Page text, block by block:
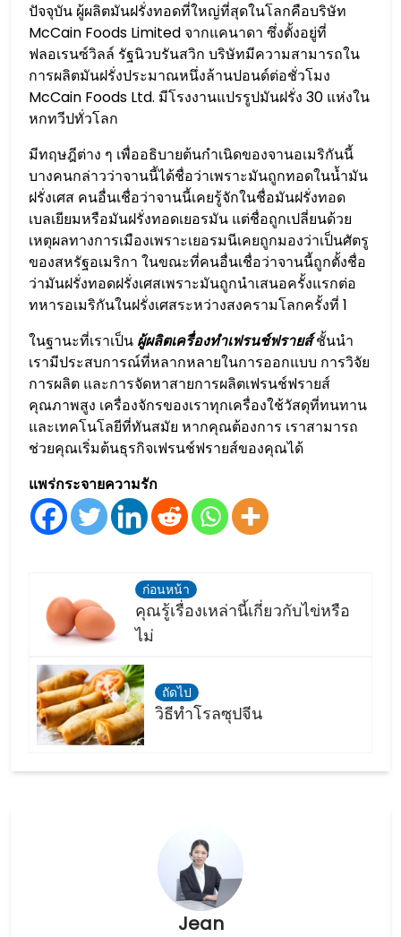
Jean
ปัจจุบัน ผู้ผลิตมันฝรั่งทอดที่ใหญ่ที่สุดในโลกคือบริษัท
McCain Foods Limited จากแคนาดา ซึ่งตั้งอยู่ที่
ฟลอเรนซ์วิลล์ รัฐนิวบรันสวิก บริษัทมีความสามารถใน
การผลิตมันฝรั่งประมาณหนึ่งล้านปอนด์ต่อชั่วโมง
McCain Foods Ltd. มีโรงงานแปรรูปมันฝรั่ง 30 แห่งใน
หกทวีปทั่วโลก
มีทฤษฎีต่าง ๆ เพื่ออธิบายต้นกำเนิดของจานอเมริกันนี้
บางคนกล่าวว่าจานนี้ได้ชื่อว่าเพราะมันถูกทอดในน้ำมัน
ฝรั่งเศส คนอื่นเชื่อว่าจานนี้เคยรู้จักในชื่อมันฝรั่งทอด
เบลเยียมหรือมันฝรั่งทอดเยอรมัน แต่ชื่อถูกเปลี่ยนด้วย
เหตุผลทางการเมืองเพราะเยอรมนีเคยถูกมองว่าเป็นศัตรู
ของสหรัฐอเมริกา ในขณะที่คนอื่นเชื่อว่าจานนี้ถูกตั้งชื่อ
ว่ามันฝรั่งทอดฝรั่งเศสเพราะมันถูกนำเสนอครั้งแรกต่อ
ทหารอเมริกันในฝรั่งเศสระหว่างสงครามโลกครั้งที่ 1
ในฐานะที่เราเป็น ผู้ผลิตเครื่องทำเฟรนช์ฟรายส์ชั้นนำ
เรามีประสบการณ์ที่หลากหลายในการออกแบบ การวิจัย
การผลิต และการจัดหาสายการผลิตเฟรนช์ฟรายส์
คุณภาพสูง เครื่องจักรของเราทุกเครื่องใช้วัสดุที่ทนทาน
และเทคโนโลยีที่ทันสมัย หากคุณต้องการ เราสามารถ
ช่วยคุณเริ่มต้นธุรกิจเฟรนช์ฟรายส์ของคุณได้
แพร่กระจายความรัก
ก่อนหน้า
คุณรู้เรื่องเหล่านี้เกี่ยวกับไข่หรือ
ไม่
ถัดไป
วิธีทำโรลซุปจีน